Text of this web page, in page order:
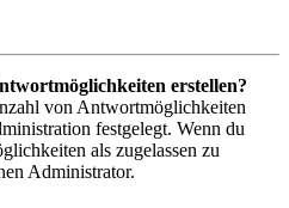
erstellen?
von Antwortmöglichkeiten
festgelegt. Wenn du
als zugelassen zu
Administrator.